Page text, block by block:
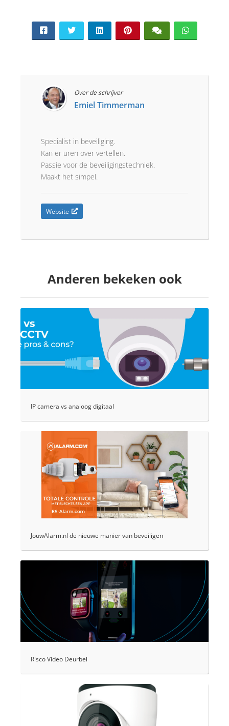
Over de schrijver
Emiel Timmerman
Specialist in beveiliging.
Kan er uren over vertellen.
Passie voor de beveiligingstechniek.
Maakt het simpel.
Website
Anderen bekeken ook
IP camera vs analoog digitaal
JouwAlarm.nl de nieuwe manier van beveiligen
Risco Video Deurbel